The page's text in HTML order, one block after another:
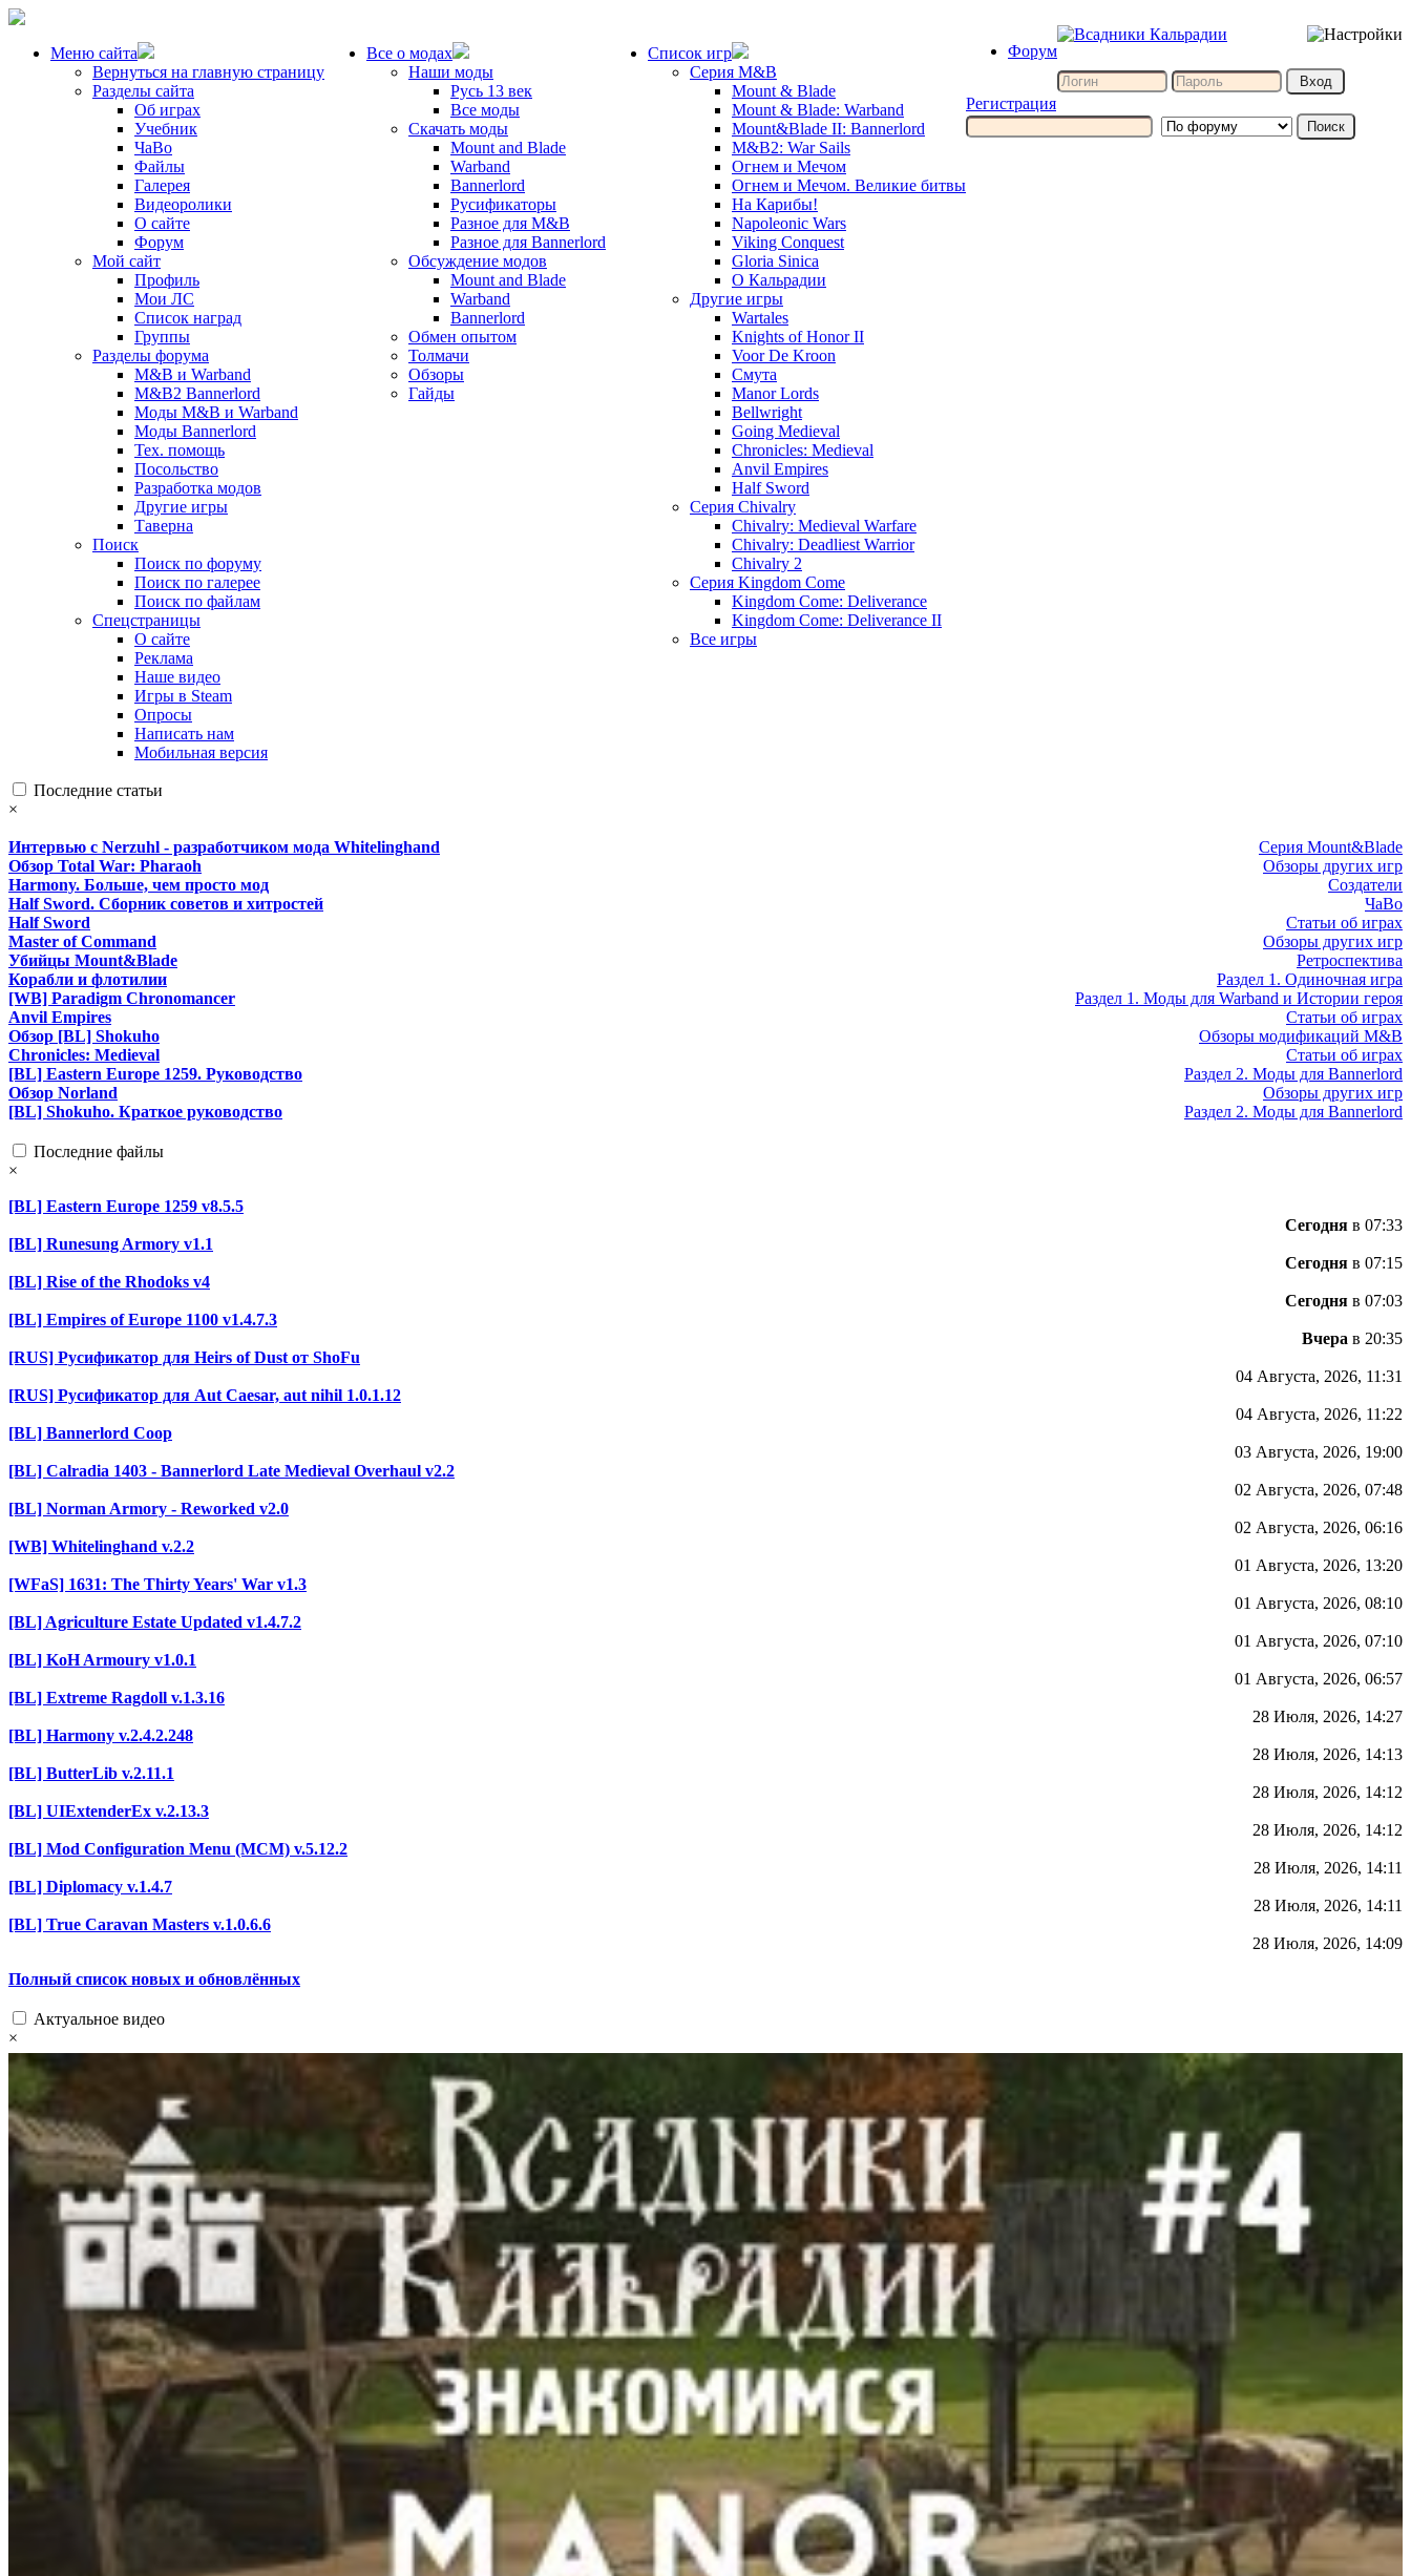
Меню сайта
Вернуться на главную страницу
Разделы сайта
Об играх
Учебник
ЧаВо
Файлы
Галерея
Видеоролики
О сайте
Форум
Мой сайт
Профиль
Мои ЛС
Список наград
Группы
Разделы форума
M&B и Warband
M&B2 Bannerlord
Моды M&B и Warband
Моды Bannerlord
Тех. помощь
Посольство
Разработка модов
Другие игры
Таверна
Поиск
Поиск по форуму
Поиск по галерее
Поиск по файлам
Спецстраницы
О сайте
Реклама
Наше видео
Игры в Steam
Опросы
Написать нам
Мобильная версия
Все о модах
Наши моды
Русь 13 век
Все моды
Скачать моды
Mount and Blade
Warband
Bannerlord
Русификаторы
Разное для M&B
Разное для Bannerlord
Обсуждение модов
Mount and Blade
Warband
Bannerlord
Обмен опытом
Толмачи
Обзоры
Гайды
Список игр
Серия M&B
Mount & Blade
Mount & Blade: Warband
Mount&Blade II: Bannerlord
M&B2: War Sails
Огнем и Мечом
Огнем и Мечом. Великие битвы
На Карибы!
Napoleonic Wars
Viking Conquest
Gloria Sinica
О Кальрадии
Другие игры
Wartales
Knights of Honor II
Voor De Kroon
Смута
Manor Lords
Bellwright
Going Medieval
Chronicles: Medieval
Anvil Empires
Half Sword
Серия Chivalry
Chivalry: Medieval Warfare
Chivalry: Deadliest Warrior
Chivalry 2
Серия Kingdom Come
Kingdom Come: Deliverance
Kingdom Come: Deliverance II
Все игры
Форум
Регистрация
Последние статьи
×
Серия Mount&Blade
Интервью с Nerzuhl - разработчиком мода Whitelinghand
Обзоры других игр
Обзор Total War: Pharaoh
Создатели
Harmony. Больше, чем просто мод
ЧаВо
Half Sword. Сборник советов и хитростей
Статьи об играх
Half Sword
Обзоры других игр
Master of Command
Ретроспектива
Убийцы Mount&Blade
Раздел 1. Одиночная игра
Корабли и флотилии
Раздел 1. Моды для Warband и Истории героя
[WB] Paradigm Chronomancer
Статьи об играх
Anvil Empires
Обзоры модификаций M&B
Обзор [BL] Shokuho
Статьи об играх
Chronicles: Medieval
Раздел 2. Моды для Bannerlord
[BL] Eastern Europe 1259. Руководство
Обзоры других игр
Обзор Norland
Раздел 2. Моды для Bannerlord
[BL] Shokuho. Краткое руководство
Последние файлы
×
[BL] Eastern Europe 1259 v8.5.5
Сегодня в 07:33
[BL] Runesung Armory v1.1
Сегодня в 07:15
[BL] Rise of the Rhodoks v4
Сегодня в 07:03
[BL] Empires of Europe 1100 v1.4.7.3
Вчера в 20:35
[RUS] Русификатор для Heirs of Dust от ShoFu
04 Августа, 2026, 11:31
[RUS] Русификатор для Aut Caesar, aut nihil 1.0.1.12
04 Августа, 2026, 11:22
[BL] Bannerlord Coop
03 Августа, 2026, 19:00
[BL] Calradia 1403 - Bannerlord Late Medieval Overhaul v2.2
02 Августа, 2026, 07:48
[BL] Norman Armory - Reworked v2.0
02 Августа, 2026, 06:16
[WB] Whitelinghand v.2.2
01 Августа, 2026, 13:20
[WFaS] 1631: The Thirty Years' War v1.3
01 Августа, 2026, 08:10
[BL] Agriculture Estate Updated v1.4.7.2
01 Августа, 2026, 07:10
[BL] KoH Armoury v1.0.1
01 Августа, 2026, 06:57
[BL] Extreme Ragdoll v.1.3.16
28 Июля, 2026, 14:27
[BL] Harmony v.2.4.2.248
28 Июля, 2026, 14:13
[BL] ButterLib v.2.11.1
28 Июля, 2026, 14:12
[BL] UIExtenderEx v.2.13.3
28 Июля, 2026, 14:12
[BL] Mod Configuration Menu (MCM) v.5.12.2
28 Июля, 2026, 14:11
[BL] Diplomacy v.1.4.7
28 Июля, 2026, 14:11
[BL] True Caravan Masters v.1.0.6.6
28 Июля, 2026, 14:09
Полный список новых и обновлённых
Актуальное видео
×